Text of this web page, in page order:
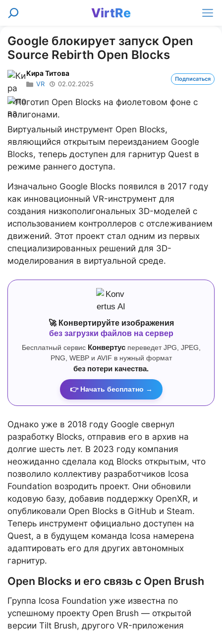
Перейти
VirtRe
Поиск
Google блокирует запуск Open
Source Rebirth Open Blocks
Кира Титова
VR 02.02.2025
Подписаться
Виртуальный инструмент Open Blocks,
являющийся открытым переизданием Google
Blocks, теперь доступен для гарнитур Quest в
режиме раннего доступа.
Изначально Google Blocks появился в 2017 году
как инновационный VR-инструмент для
создания низкополигональных 3D-моделей с
использованием контроллеров с отслеживанием
движений. Этот проект стал одним из первых
специализированных решений для 3D-
моделирования в виртуальной среде.
🚀 Конвертируйте изображения
без загрузки файлов на сервер
Бесплатный сервис Конвертуспереведет JPG, JPEG,
PNG, WEBP и AVIF в нужный формат
без потери качества.
👉 Начать бесплатно →
Однако уже в 2018 году Google свернул
разработку Blocks, отправив его в архив на
долгие шесть лет. В 2023 году компания
неожиданно сделала код Blocks открытым, что
позволило коллективу разработчиков Icosa
Foundation возродить проект. Они обновили
кодовую базу, добавив поддержку OpenXR, и
опубликовали Open Blocks в GitHub и Steam.
Теперь инструмент официально доступен на
Quest, а в будущем команда Icosa намерена
адаптировать его для других автономных
гарнитур.
Open Blocks и его связь с Open Brush
Группа Icosa Foundation уже известна по
успешному проекту Open Brush — открытой
версии Tilt Brush, другого VR-приложения